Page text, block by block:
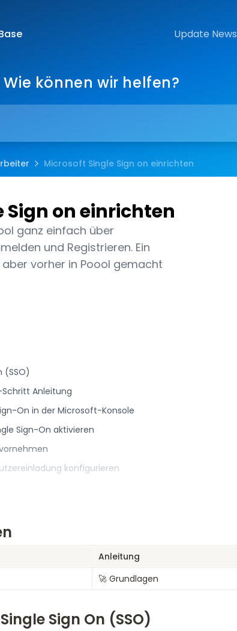
Update News
Wie können wir helfen?
Microsoft Single Sign on einrichten
Sign on einrichten
ganz einfach über
und Registrieren. Ein
vorher in Poool gemacht
(SSO)
Anleitung
On in der Microsoft-Konsole
Sign-On aktivieren
konfigurieren
Anleitung
🚀 Grundlagen
Sign On (SSO)